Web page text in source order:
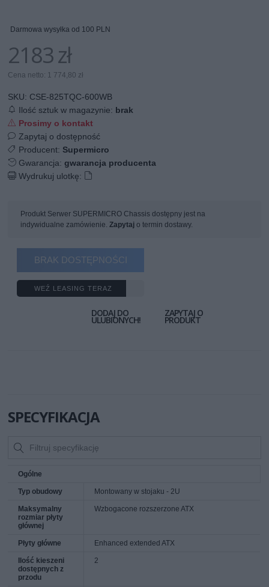
Darmowa wysyłka od 100 PLN
2183 zł
Cena netto: 1 774,80 zł
SKU: CSE-825TQC-600WB
Ilość sztuk w magazynie: brak
Prosimy o kontakt
Zapytaj o dostępność
Producent: Supermicro
Gwarancja:gwarancja producenta
Wydrukuj ulotkę:
Produkt Serwer SUPERMICRO Chassis dostępny jest na
indywidualne zamówienie.Zapytaj o termin dostawy.
BRAK DOSTĘPNOŚCI
WEŹ LEASING TERAZ
DODAJ DO
ULUBIONYCH!
ZAPYTAJ O
PRODUKT
SPECYFIKACJA
Ogólne
Typ obudowy Montowany w stojaku - 2U
Maksymalny
rozmiar płyty
głównej
Wzbogacone rozszerzone ATX
Płyty główne Enhanced extended ATX
Ilość kieszeni
dostępnych z
przodu
2